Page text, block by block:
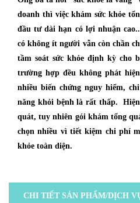
doanh thì việc khám sức khỏe
đầu tư dài hạn có lợi nhuận
có không ít người vẫn còn chần
tầm soát sức khỏe định kỳ cho
trường hợp đều không phát
nhiều biến chứng nguy hiểm,
năng khỏi bệnh là rất thấp.
quát, tuy nhiên gói khám tổng
chọn nhiều vì tiết kiệm chi phí
khỏe toàn diện.
CHI TIẾT SẢN PHẨM/DỊCH